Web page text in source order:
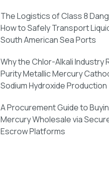
The Logistics of Class 8
How to Safely Transport
South American Sea Ports
Why the Chlor-Alkali Industry
Purity Metallic Mercury
Sodium Hydroxide Production
A Procurement Guide to
Mercury Wholesale via
Escrow Platforms